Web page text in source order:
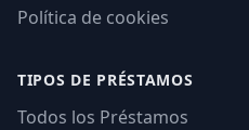
Política de cookies
TIPOS DE PRÉSTAMOS
Todos los Préstamos